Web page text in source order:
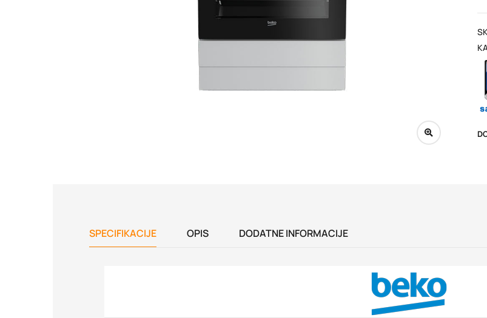
SPECIFIKACIJE OPIS DODATNE INFORMACIJE